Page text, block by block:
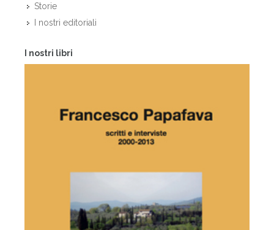
Storie
I nostri editoriali
I nostri libri